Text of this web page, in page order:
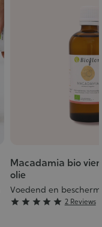
Macadamia bio
olie
Voedend en
Grade
     2 Reviews